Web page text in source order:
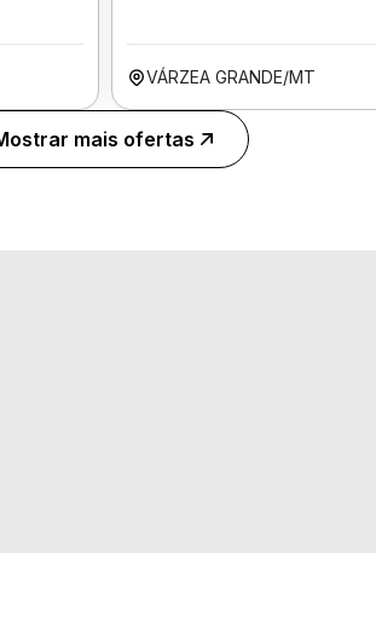
VÁRZEA GRANDE/MT
mais ofertas